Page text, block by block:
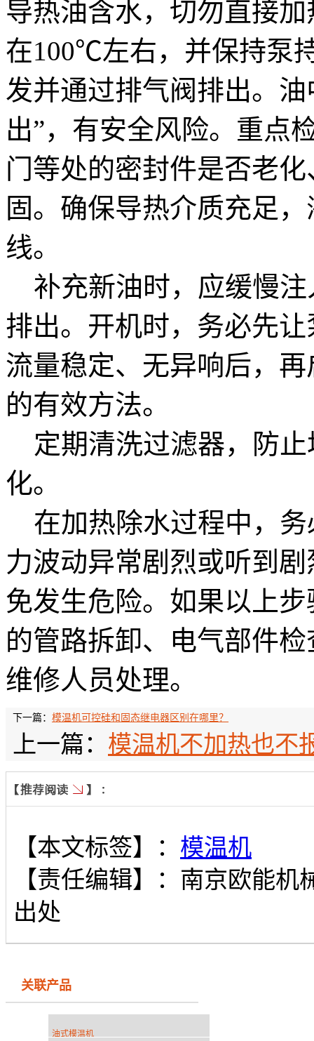
导热油含水，切勿直接
在100℃左右，并保持泵
发并通过排气阀排出。
出”，有安全风险。重点
门等处的密封件是否老
固。确保导热介质充足
线。
补充新油时，应缓慢注
排出。开机时，务必先
流量稳定、无异响后，
的有效方法。
定期清洗过滤器，防止
化。
在加热除水过程中，务
力波动异常剧烈或听到
免发生危险。如果以上
的管路拆卸、电气部件
维修人员处理。
下一篇： 模温机可控硅和固态继电器区别在哪里？
上一篇： 模温机不加热也不
【本文标签】： 模温机
【责任编辑】： 南京欧能机
出处
关联产品
油式模温机